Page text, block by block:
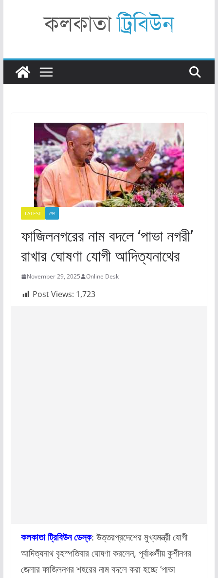
LATEST দেশ
ফাজিলনগরের নাম বদলে ‘পাভা নগরী’
রাখার ঘোষণা যোগী আদিত্যনাথের
November 29, 2025 Online Desk
Post Views: 1,723
কলকাতা ট্রিবিউন ডেস্ক: উত্তরপ্রদেশের মুখ্যমন্ত্রী যোগী
আদিত্যনাথ বৃহস্পতিবার ঘোষণা করলেন, পূর্বাঞ্চলীয় কুশীনগর
জেলার ফাজিলনগর শহরের নাম বদলে করা হচ্ছে ‘পাভা